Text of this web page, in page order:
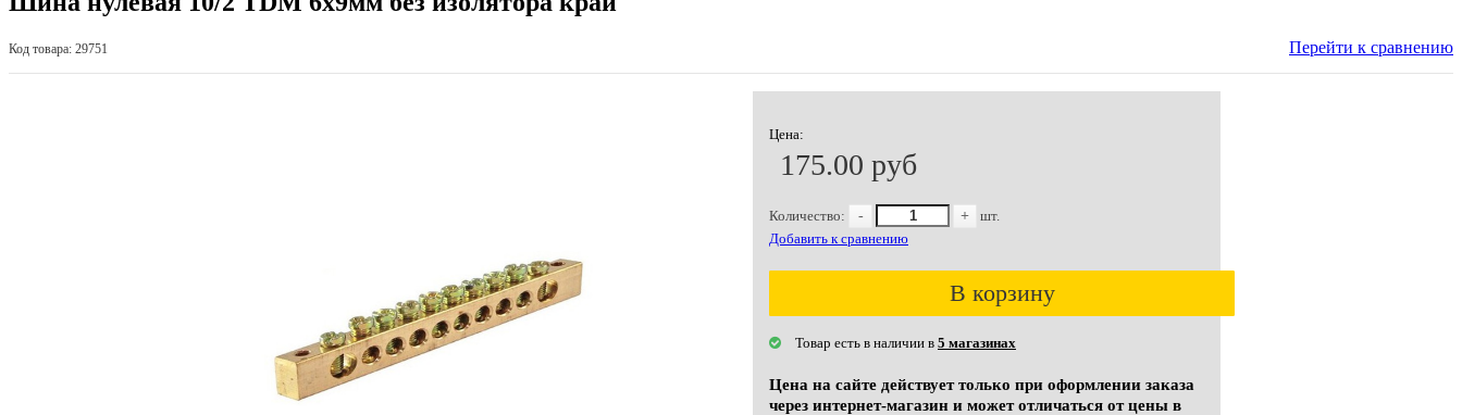
Код товара: 29751 Перейти к сравнению
Цена:
175.00 руб
Количество: - +
шт.
Добавить к сравнению
В корзину
Товар есть в наличии в 5 магазинах
Цена на сайте действует только при оформлении заказа
через интернет-магазин и может отличаться от цены в